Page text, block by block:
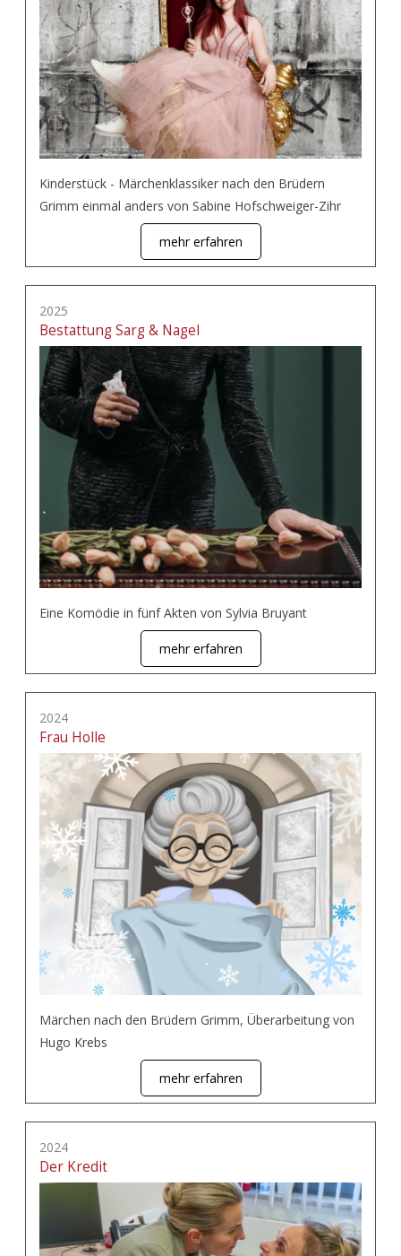
Kinderstück - Märchenklassiker nach den Brüdern
Grimm einmal anders von Sabine Hofschweiger-Zihr
mehr erfahren
2025
Bestattung Sarg & Nagel
Eine Komödie in fünf Akten von Sylvia Bruyant
mehr erfahren
2024
Frau Holle
Märchen nach den Brüdern Grimm, Überarbeitung von
Hugo Krebs
mehr erfahren
2024
Der Kredit